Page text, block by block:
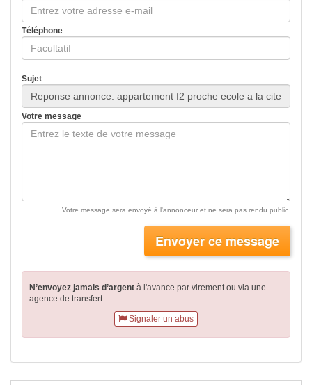
Téléphone
Sujet
Votre message
Votre message sera envoyé à l'annonceur et ne sera pas rendu public.
Envoyer ce message
N’envoyez jamais d’argent à l'avance par virementou via une
agence de transfert.
Signaler un abus